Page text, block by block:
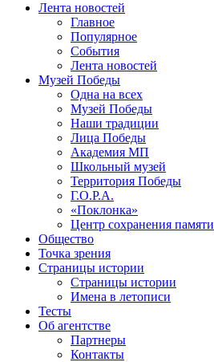
Лента новостей
Главное
Популярное
События
Лента новостей
Музей Победы
Одна на всех
Музей Победы
Наши традиции
Лица Победы
Академия МП
Школьный музей
Территория Победы
Г.О.Р.А.
«Поклонка»
Центр сохранения памяти
Общество
Точка зрения
Страницы истории
Страницы истории
Имена в летописи
Тесты
Об агентстве
Партнеры
Контакты